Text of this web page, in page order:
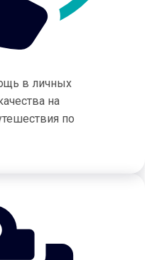
в личных
на
по